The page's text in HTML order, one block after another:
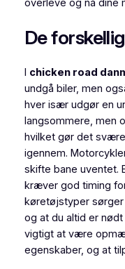
overleve og nå dine
De
I chicken road
undgå biler, men
hver især udgør en
langsommere, men
hvilket gør det
igennem.
skifte bane uventet.
kræver god timing
køretøjstyper sørger
og at du altid er
vigtigt at være
egenskaber, og at